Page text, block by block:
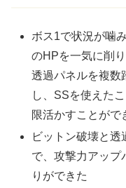
ボス1で状況が噛
のHPを一気に削
透過パネルを複数
し、SSを使えた
限活かすことがで
ビットン破壊と透
で、攻撃力アップ
りができた